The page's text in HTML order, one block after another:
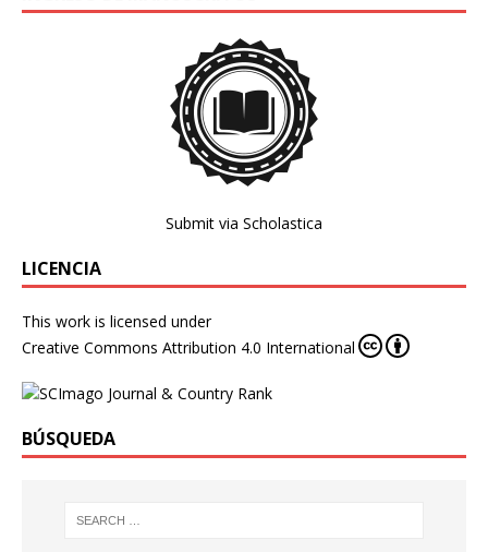
Submit via Scholastica
LICENCIA
This work is licensed under
Creative Commons Attribution 4.0 International
BÚSQUEDA